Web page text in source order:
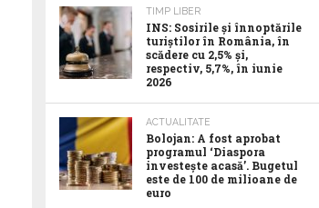
TIMP LIBER
INS: Sosirile și înnoptările
turiștilor în România, în
scădere cu 2,5% și,
respectiv, 5,7%, în iunie
2026
ACTUALITATE
Bolojan: A fost aprobat
programul ‘Diaspora
investește acasă’. Bugetul
este de 100 de milioane de
euro